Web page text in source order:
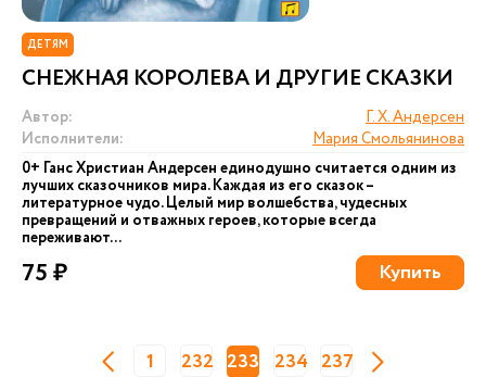
ДЕТЯМ
СНЕЖНАЯ КОРОЛЕВА И ДРУГИЕ СКАЗКИ
Автор:
Г. Х. Андерсен
Исполнители:
Мария Смольянинова
0+ Ганс Христиан Андерсен единодушно считается одним из
лучших сказочников мира. Каждая из его сказок –
литературное чудо. Целый мир волшебства, чудесных
превращений и отважных героев, которые всегда
переживают...
75 ₽ Купить
1 232 233 234 237